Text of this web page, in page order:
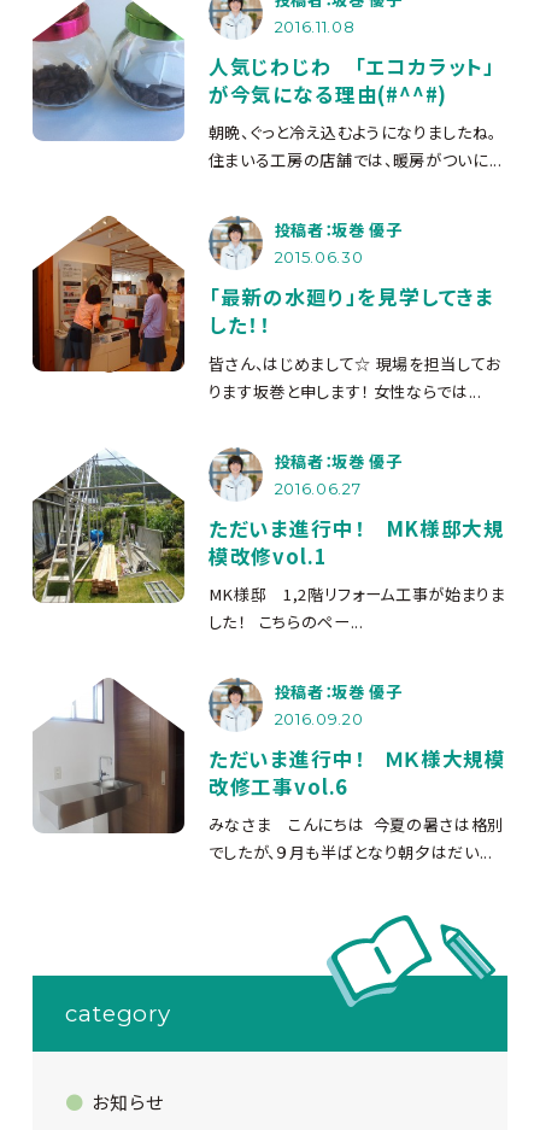
2016.11.08
人気じわじわ 「エコカラット」
が今気になる理由(#^^#)
朝晩、ぐっと冷え込むようになりましたね。
住まいる工房の店舗では、暖房がついに...
投稿者：坂巻 優子
2015.06.30
「最新の水廻り」を見学してきま
した！！
皆さん、はじめまして☆ 現場を担当してお
ります坂巻と申します！ 女性ならでは...
投稿者：坂巻 優子
2016.06.27
ただいま進行中！ MK様邸大規
模改修vol.1
MK様邸 1,2階リフォーム工事が始まりま
した！ こちらのペー...
投稿者：坂巻 優子
2016.09.20
ただいま進行中！ ＭＫ様大規模
改修工事vol.6
みなさま こんにちは 今夏の暑さは格別
でしたが、９月も半ばとなり朝夕はだい...
category
お知らせ